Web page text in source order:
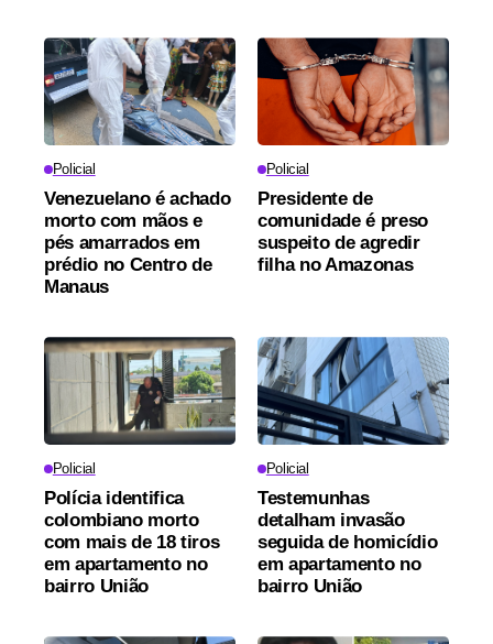
Policial
Venezuelano é achado
morto com mãos e
pés amarrados em
prédio no Centro de
Manaus
Policial
Presidente de
comunidade é preso
suspeito de agredir
filha no Amazonas
Policial
Polícia identifica
colombiano morto
com mais de 18 tiros
em apartamento no
bairro União
Policial
Testemunhas
detalham invasão
seguida de homicídio
em apartamento no
bairro União